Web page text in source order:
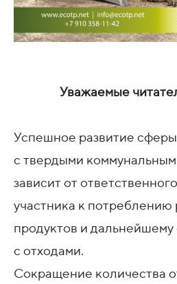
Уважаемые
Успешное развитие
с твердыми
зависит от
участника к потреблению
продуктов и
с отходами.
Сокращение количества